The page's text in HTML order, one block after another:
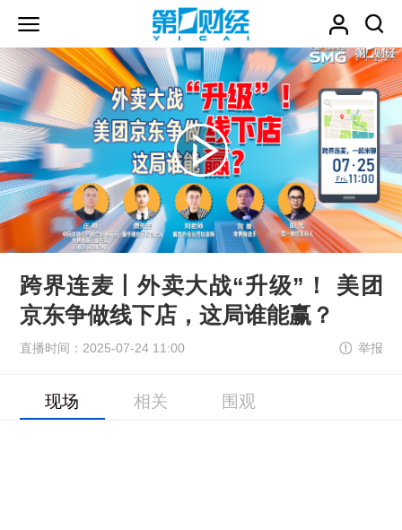
跨界连麦丨外卖大战“升级”！ 美团
京东争做线下店，这局谁能赢？
直播时间：2025-07-24 11:00 举报
现场 相关 围观